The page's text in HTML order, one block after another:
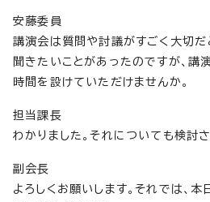
安藤委員
講演会は質問や討議がすごく大切だ
聞きたいことがあったのですが、講
時間を設けていただけませんか。
担当課長
わかりました。それについても検討
副会長
よろしくお願いします。それでは、